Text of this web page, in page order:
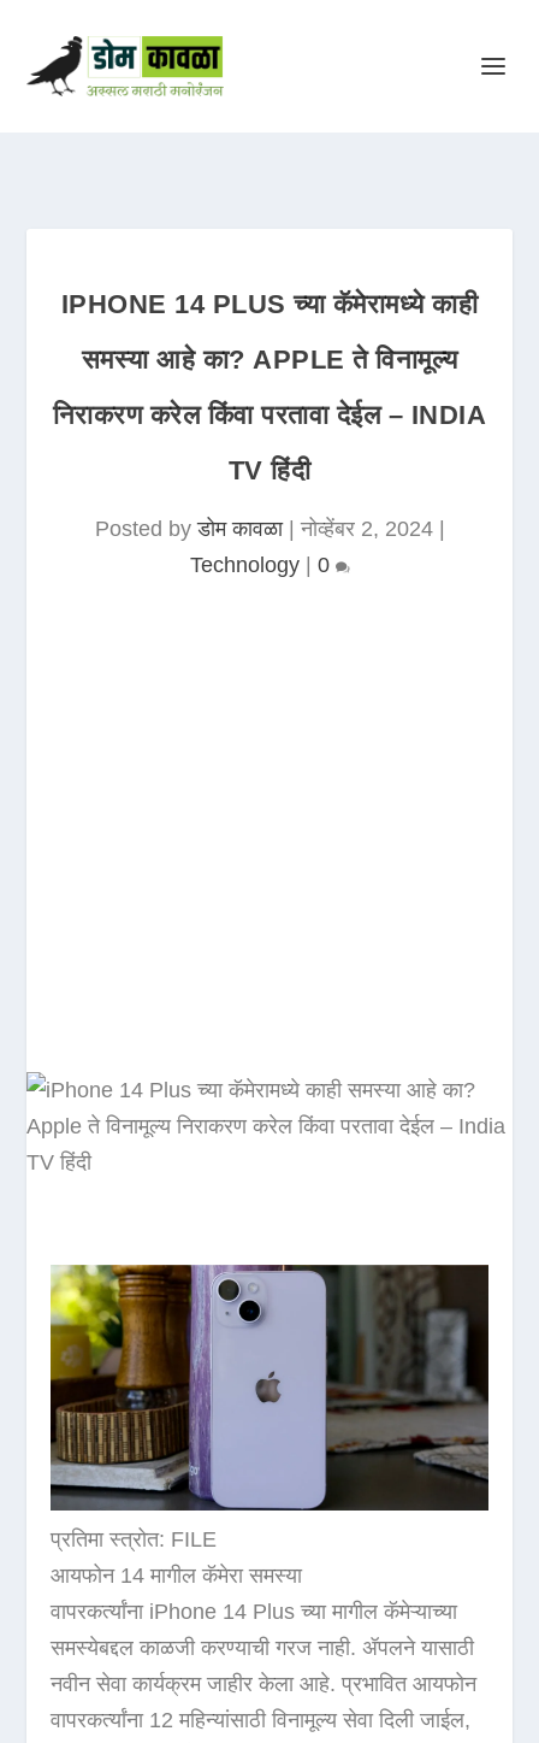
IPHONE 14 PLUS च्या कॅमेरामध्ये काही
समस्या आहे का? APPLE ते विनामूल्य
निराकरण करेल किंवा परतावा देईल – INDIA
TV हिंदी
Posted byडोम कावळा|नोव्हेंबर 2, 2024|
Technology| 0
प्रतिमा स्त्रोत: FILE
आयफोन 14 मागील कॅमेरा समस्या
वापरकर्त्यांना iPhone 14 Plus च्या मागील कॅमेऱ्याच्या
समस्येबद्दल काळजी करण्याची गरज नाही. ॲपलने यासाठी
नवीन सेवा कार्यक्रम जाहीर केला आहे. प्रभावित आयफोन
वापरकर्त्यांना 12 महिन्यांसाठी विनामूल्य सेवा दिली जाईल,